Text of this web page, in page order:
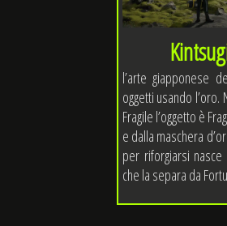
l’arte giapponese
oggetti usando l’oro.
Fragile l’oggetto è
e dalla maschera
per riforgiarsi nasce
che la separa da